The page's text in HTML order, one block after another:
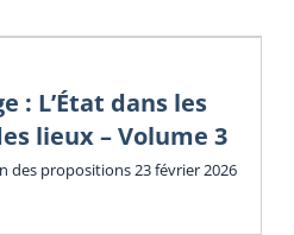
: L’État dans les
lieux – Volume 3
des propositions 23 février 2026